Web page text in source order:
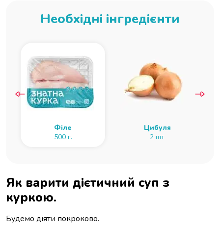
Необхідні інгредієнти
Філе
500 г.
Цибуля
2 шт
Як варити дієтичний суп з
куркою.
Будемо діяти покроково.